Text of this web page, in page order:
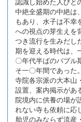
中絶全盛期の中絶は
もあり、水子は不幸
への視点の芽生えを
つき流行を生みだし
期を迎える時代は、
〇年代半ばのバブル
そ一〇年間であった
寺院各宗派の大本山
設置、案内掲示があ
院境内に供養の場が
れない寺も依頼に応
胎児のみならず流産